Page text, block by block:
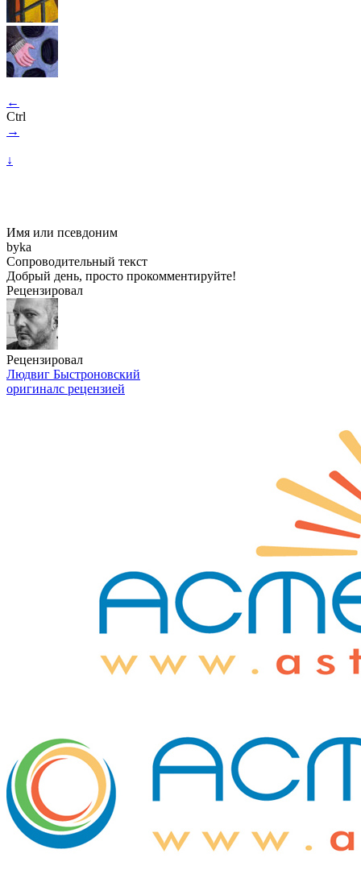
←
Ctrl
→
↓
Имя или псевдоним
byka
Сопроводительный текст
Добрый день, просто прокомментируйте!
Рецензировал
Рецензировал
Людвиг Быстроновский
оригиналс рецензией